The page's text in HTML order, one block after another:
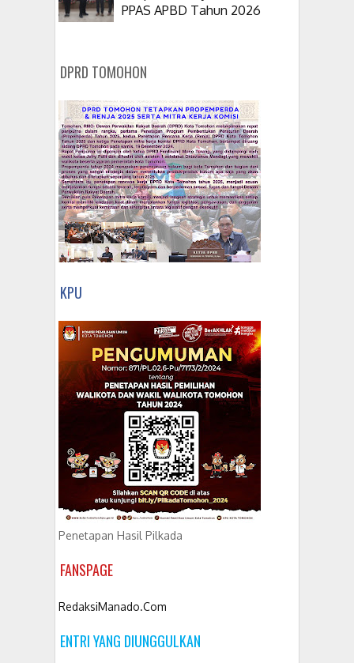
PPAS APBD Tahun 2026
DPRD TOMOHON
KPU
Penetapan Hasil Pilkada
FANSPAGE
RedaksiManado.Com
ENTRI YANG DIUNGGULKAN